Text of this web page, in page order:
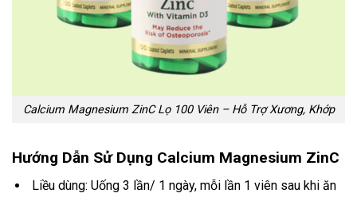
Calcium Magnesium ZinC Lọ 100 Viên – Hỗ Trợ Xương, Khớp
Hướng Dẫn Sử Dụng Calcium Magnesium ZinC
Liều dùng: Uống 3 lần/ 1 ngày, mỗi lần 1 viên sau khi ăn